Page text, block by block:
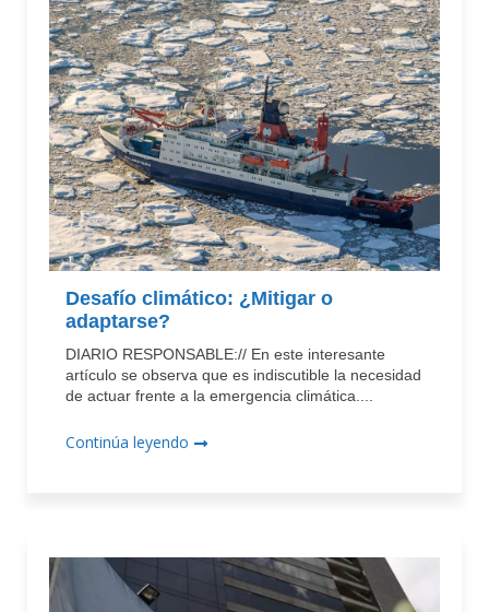
Desafío climático: ¿Mitigar o
adaptarse?
DIARIO RESPONSABLE:// En este interesante
artículo se observa que es indiscutible la necesidad
de actuar frente a la emergencia climática....
Continúa leyendo